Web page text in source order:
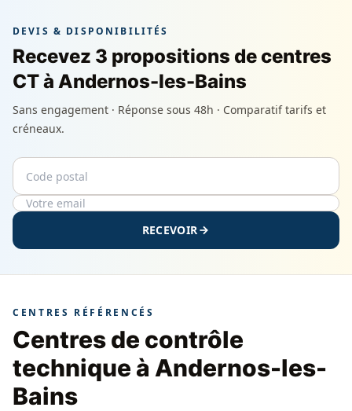
DEVIS & DISPONIBILITÉS
Recevez 3 propositions de centres
CT à Andernos-les-Bains
Sans engagement · Réponse sous 48h · Comparatif tarifs et
créneaux.
Code postal
Email
RECEVOIR
CENTRES RÉFÉRENCÉS
Centres de contrôle
technique à Andernos-les-
Bains